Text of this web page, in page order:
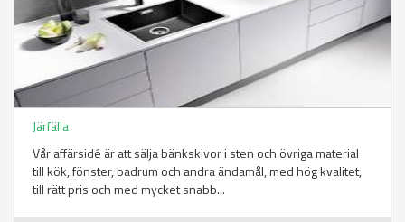
Järfälla
Vår affärsidé är att sälja bänkskivor i sten och övriga material
till kök, fönster, badrum och andra ändamål, med hög kvalitet,
till rätt pris och med mycket snabb...